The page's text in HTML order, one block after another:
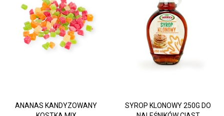
ANANAS KANDYZOWANY
SYROP KLONOWY 250G DO